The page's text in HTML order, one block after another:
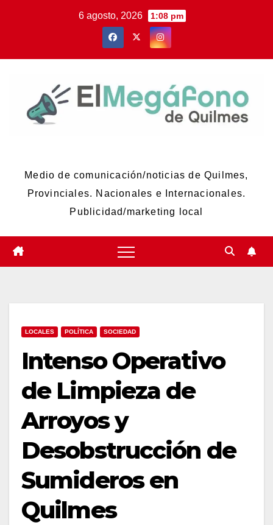
6 agosto, 2026 1:08 pm
Medio de comunicación/noticias de Quilmes,
Provinciales. Nacionales e Internacionales.
Publicidad/marketing local
LOCALES POLÍTICA SOCIEDAD
Intenso Operativo
de Limpieza de
Arroyos y
Desobstrucción de
Sumideros en
Quilmes